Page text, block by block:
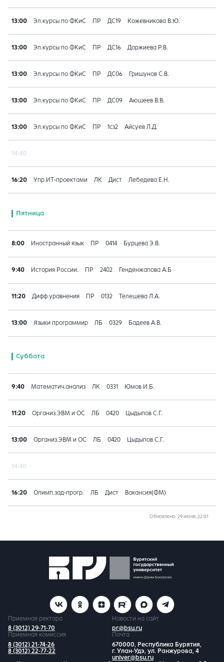
13:00 Эл.курсы по ФКиС ПР ДС19 Кожевникова В.Ю.
13:00 Эл.курсы по ФКиС ПР ДС16 Доржиева Р.В.
13:00 Эл.курсы по ФКиС ПР ДС06 Гришунов С.В.
13:00 Эл.курсы по ФКиС ПР ДС09 Аюшеев В.В.
13:00 Эл.курсы по ФКиС ПР 1сз2 Айсуев Л.Д.
14:40
16:20 Упр.ИТ-проектами ЛК Дист Лебедева Е.Н.
Пятница
8:00 Иностранный язык ПР 0414 Бурцева Э.В.
9:40 История России. ПР 2402 Генденжапова А.Б
11:20 Дифф.уравнения ПР 0132 Телешева Л.А.
13:00 Языки программир ЛБ 0329 Бадеев А.В.
Суббота
9:40 Математич.анализ ЛК 0331 Юмов И.Б.
11:20 Организ.ЭВМ и ОС ЛБ 0420 Цыдыпов С.Г.
13:00 Организ.ЭВМ и ОС ЛБ 0420 Цыдыпов С.Г.
14:40
16:20 Олимп.зад-прогр. ЛБ Дист Вакансия(ФМ)
Обновлено: 29 июня, 22:01
Приемная ректора
8 (3012) 29-71-70
Новости на сайт
pr@bsu.ru
Приемная комиссия
8 (3012) 21-74-26
8 (3012) 22-77-22
Почта
670000, Республика Бурятия,
г. Улан-Удэ, ул. Ранжурова, 4
univer@bsu.ru